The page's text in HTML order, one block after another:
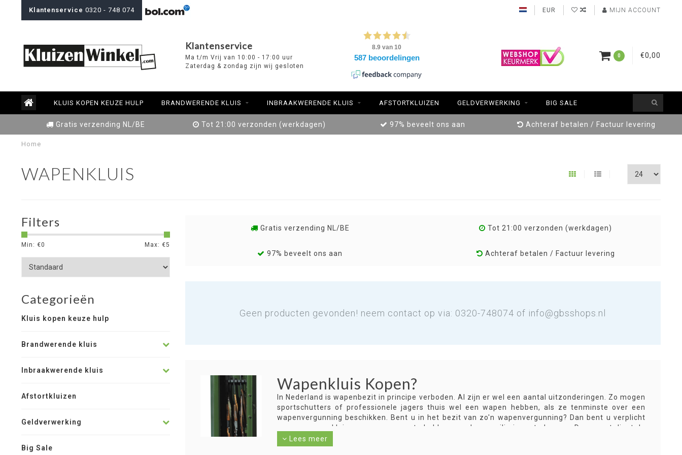
Klantenservice 0320 - 748 074 EUR MIJN ACCOUNT
Klantenservice
Ma t/m Vrij van 10:00 - 17:00 uur
Zaterdag & zondag zijn wij gesloten
0 €0,00
KLUIS KOPEN KEUZE HULP BRANDWERENDE KLUIS INBRAAKWERENDE KLUIS AFSTORTKLUIZEN GELDVERWERKING BIG SALE
Gratis verzending NL/BE Tot 21:00 verzonden (werkdagen) 97% beveelt ons aan Achteraf betalen / Factuur levering
Home
WAPENKLUIS
Filters
Min: €0 Max: €5
Categorieën
Kluis kopen keuze hulp
Brandwerende kluis
Inbraakwerende kluis
Afstortkluizen
Geldverwerking
Big Sale
Gratis verzending NL/BE Tot 21:00 verzonden (werkdagen)
97% beveelt ons aan Achteraf betalen / Factuur levering
Geen producten gevonden! neem contact op via: 0320-748074 of info@gbsshops.nl
Wapenkluis Kopen?
In Nederland is wapenbezit in principe verboden. Al zijn er wel een aantal uitzonderingen. Zo mogen
sportschutters of professionele jagers thuis wel een wapen hebben, als ze tenminste over een
wapenvergunning beschikken. Bent u in het bezit van zo'n wapenvergunning? Dan bent u verplicht
om een wapenkluis voor uw wapens te hebben om deze veilig in op te bergen. Daarnaast dient de
kluis verankerd te zijn of zo zwaar dat deze niet verplaatst kan worden. Daarnaast dient de munitie
van de wapen gescheiden te zijn. Dit door bijvoorbeeld een interne kluis. De regelgeving is geregeld
Lees meer